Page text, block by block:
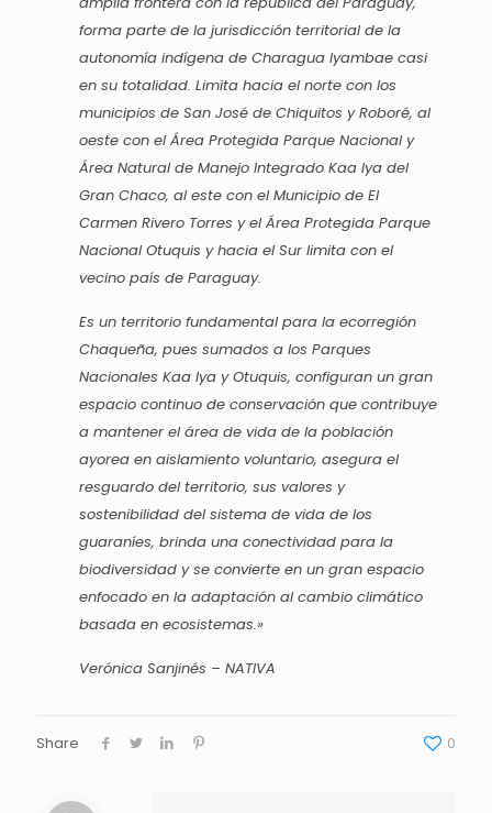
forma parte de la jurisdicción territorial de la
autonomía indígena de Charagua Iyambae casi
en su totalidad. Limita hacia el norte con los
municipios de San José de Chiquitos y Roboré, al
oeste con el Área Protegida Parque Nacional y
Área Natural de Manejo Integrado Kaa Iya del
Gran Chaco, al este con el Municipio de El
Carmen Rivero Torres y el Área Protegida Parque
Nacional Otuquis y hacia el Sur limita con el
vecino país de Paraguay.
Es un territorio fundamental para la ecorregión
Chaqueña, pues sumados a los Parques
Nacionales Kaa Iya y Otuquis, configuran un gran
espacio continuo de conservación que contribuye
a mantener el área de vida de la población
ayorea en aislamiento voluntario, asegura el
resguardo del territorio, sus valores y
sostenibilidad del sistema de vida de los
guaraníes, brinda una conectividad para la
biodiversidad y se convierte en un gran espacio
enfocado en la adaptación al cambio climático
basada en ecosistemas.»
Verónica Sanjinés – NATIVA
Share 0